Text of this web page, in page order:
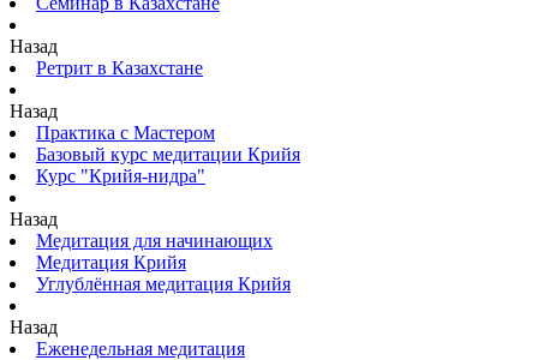
Назад
Ретрит в Казахстане
Назад
Практика с Мастером
Базовый курс медитации Крийя
Курс "Крийя-нидра"
Назад
Медитация для начинающих
Медитация Крийя
Углублённая медитация Крийя
Назад
Еженедельная медитация